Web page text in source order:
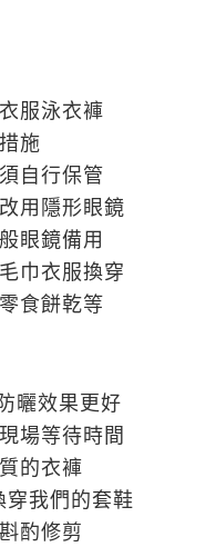
服泳衣褲
施
自行保管
用隱形眼鏡
眼鏡備用
巾衣服換穿
食餅乾等
曬效果更好
場等待時間
的衣褲
穿我們的套鞋
酌修剪